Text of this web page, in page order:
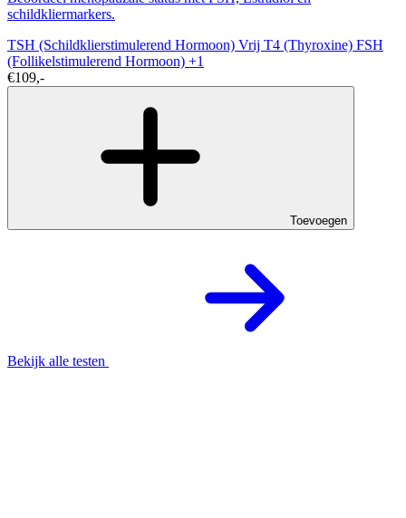
schildkliermarkers.
TSH (Schildklierstimulerend Hormoon) Vrij T4 (Thyroxine) FSH
(Follikelstimulerend Hormoon) +1
€109,-
Toevoegen
Bekijk alle testen